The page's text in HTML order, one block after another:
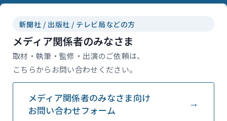
新聞社 / 出版社 / テレビ局などの方
メディア関係者のみなさま
取材・執筆・監修・出演のご依頼は、
こちらからお問い合わせください。
メディア関係者のみなさま向け
お問い合わせフォーム